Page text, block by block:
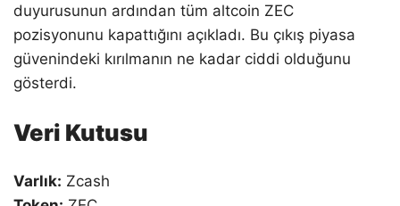
duyurusunun ardından tüm altcoin ZEC
pozisyonunu kapattığını açıkladı. Bu çıkış piyasa
güvenindeki kırılmanın ne kadar ciddi olduğunu
gösterdi.
Veri Kutusu
Varlık: Zcash